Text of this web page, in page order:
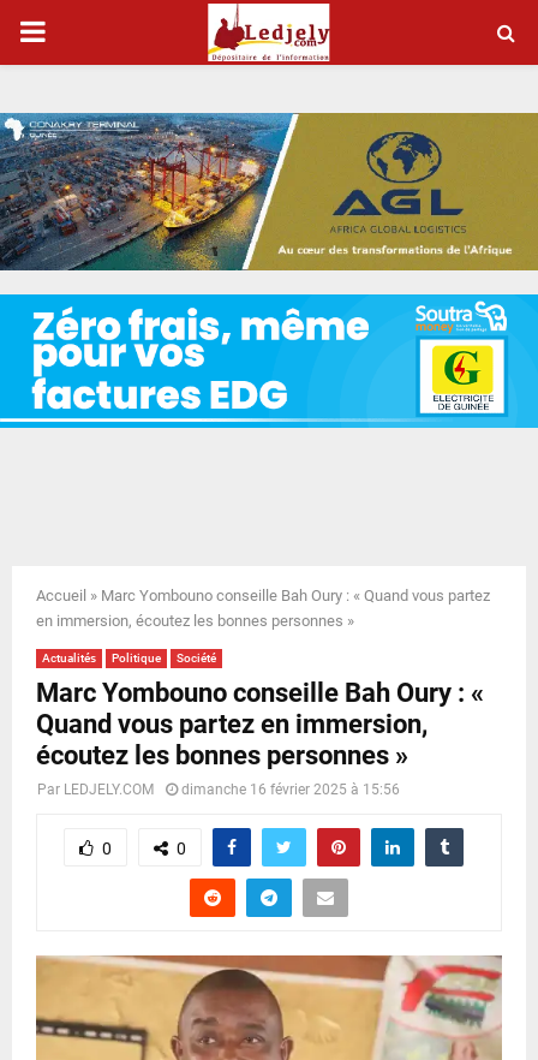
P
I
M
A
Y
N
U
Accueil » Marc Yombouno conseille Bah Oury : « Quand vous partez
en immersion, écoutez les bonnes personnes »
Actualités Politique Société
Marc Yombouno conseille Bah Oury : «
Quand vous partez en immersion,
écoutez les bonnes personnes »
Par LEDJELY.COM dimanche 16 février 2025 à 15:56
0 0